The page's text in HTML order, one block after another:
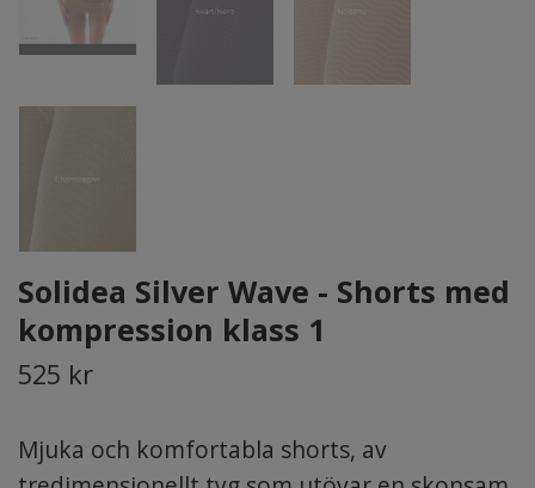
Solidea Silver Wave - Shorts med
kompression klass 1
525 kr
Mjuka och komfortabla shorts, av